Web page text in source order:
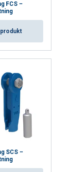
FCS –
SCS –